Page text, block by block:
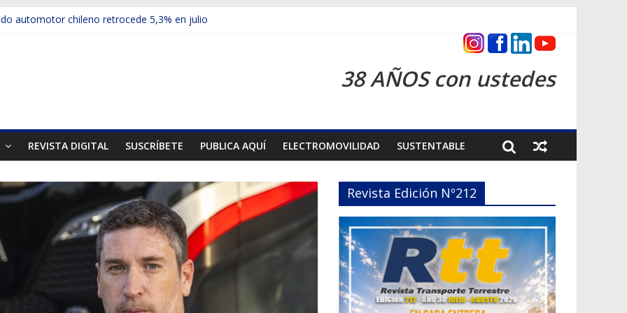
mercado internacional en lanzar la nueva Maxus T70
automotor chileno retrocede 5,3% en julio
38 AÑOS con ustedes
REVISTA DIGITAL SUSCRÍBETE PUBLICA AQUÍ ELECTROMOVILIDAD SUSTENTABLE
Revista Edición Nº212